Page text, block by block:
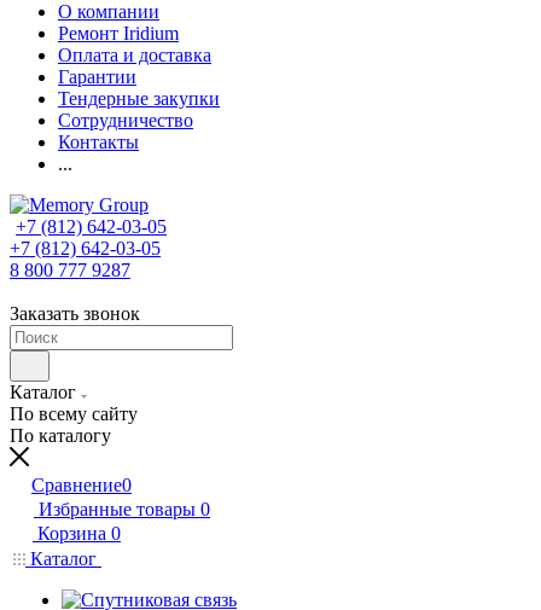
О компании
Ремонт Iridium
Оплата и доставка
Гарантии
Тендерные закупки
Сотрудничество
Контакты
...
+7 (812) 642-03-05
+7 (812) 642-03-05
8 800 777 9287
Заказать звонок
Каталог
По всему сайту
По каталогу
Сравнение0
Избранные товары 0
Корзина 0
Каталог